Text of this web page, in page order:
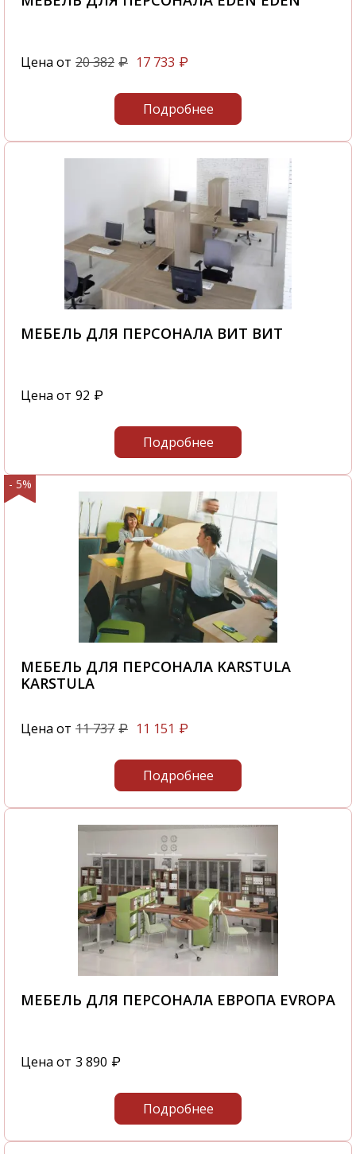
Цена от 20 382 ₽ 17 733 ₽
Подробнее
МЕБЕЛЬ ДЛЯ ПЕРСОНАЛА ВИТ ВИТ
Цена от 92 ₽
Подробнее
- 5%
МЕБЕЛЬ ДЛЯ ПЕРСОНАЛА KARSTULA
KARSTULA
Цена от 11 737 ₽ 11 151 ₽
Подробнее
МЕБЕЛЬ ДЛЯ ПЕРСОНАЛА ЕВРОПА EVROPA
Цена от 3 890 ₽
Подробнее